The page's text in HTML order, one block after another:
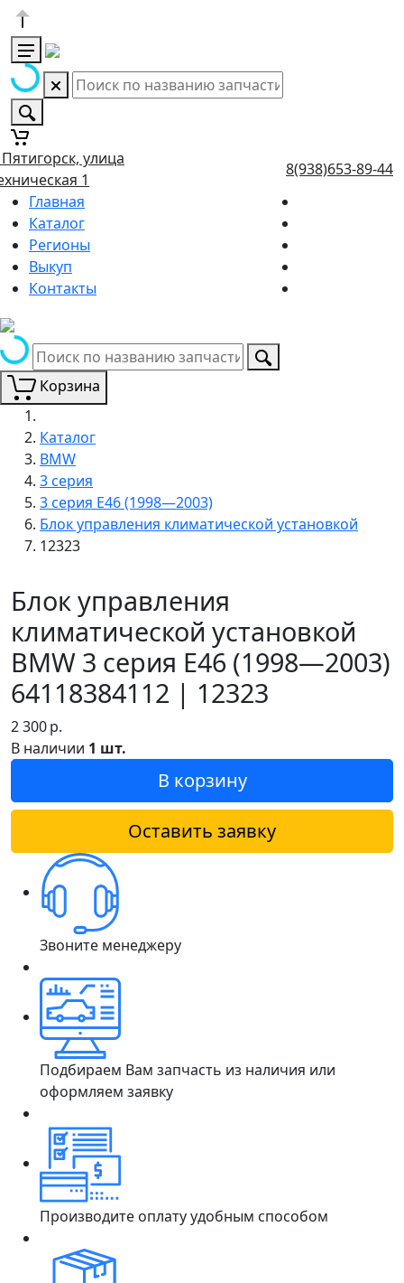
Пятигорск, улица
1
8(938)653-89-44
Главная
Каталог
Регионы
Выкуп
Контакты
Корзина
Каталог
BMW
3 серия
3 серия E46 (1998—2003)
Блок управления климатической установкой
12323
Блок управления
климатической установкой
BMW 3 серия E46 (1998—2003)
64118384112 | 12323
2 300р.
В наличии 1 шт.
В корзину
Оставить заявку
Звоните менеджеру
Подбираем Вам запчасть из наличия или
оформляем заявку
Производите оплату удобным способом